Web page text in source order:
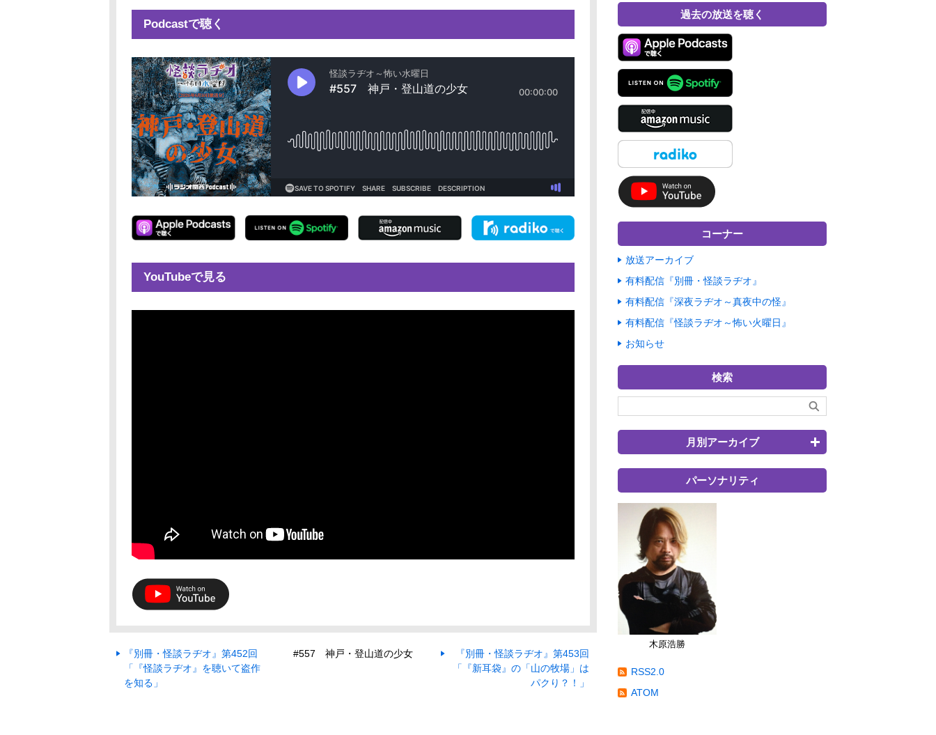
Podcastで聴く
YouTubeで見る
『別冊・怪談ラヂオ』第452回
「『怪談ラヂオ』を聴いて盗作
を知る」
#557 神戸・登山道の少女
『別冊・怪談ラヂオ』第453回
「『新耳袋』の「山の牧場」は
パクり？！」
過去の放送を聴く
コーナー
放送アーカイブ
有料配信『別冊・怪談ラヂオ』
有料配信『深夜ラヂオ～真夜中の怪』
有料配信『怪談ラヂオ～怖い火曜日』
お知らせ
検索
月別アーカイブ
パーソナリティ
木原浩勝
RSS2.0
ATOM